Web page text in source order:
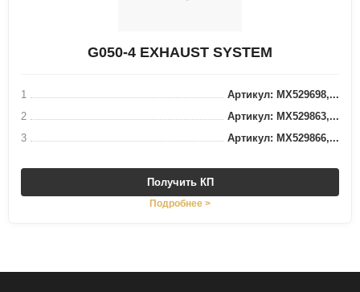
G050-4 EXHAUST SYSTEM
1
Артикул: MX529698,...
2
Артикул: MX529863,...
3
Артикул: MX529866,...
Получить КП
Подробнее >